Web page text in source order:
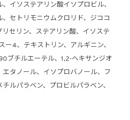
イソステアリン酸イソプロビル、
セトリモニウムクロリド、ジココ
セリン、ステアリン酸、イソステ
ー4、テキストリン、アルギニン、
ブチルエーテル、1,2-ヘキサンジオ
タノール、イソプロバノール、フ
ルパラベン、プロビルパラベン、